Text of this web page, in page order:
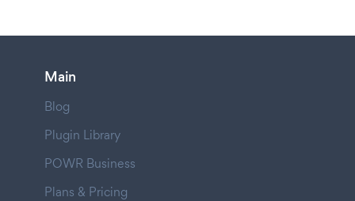
Main
Blog
Plugin Library
POWR Business
Plans & Pricing